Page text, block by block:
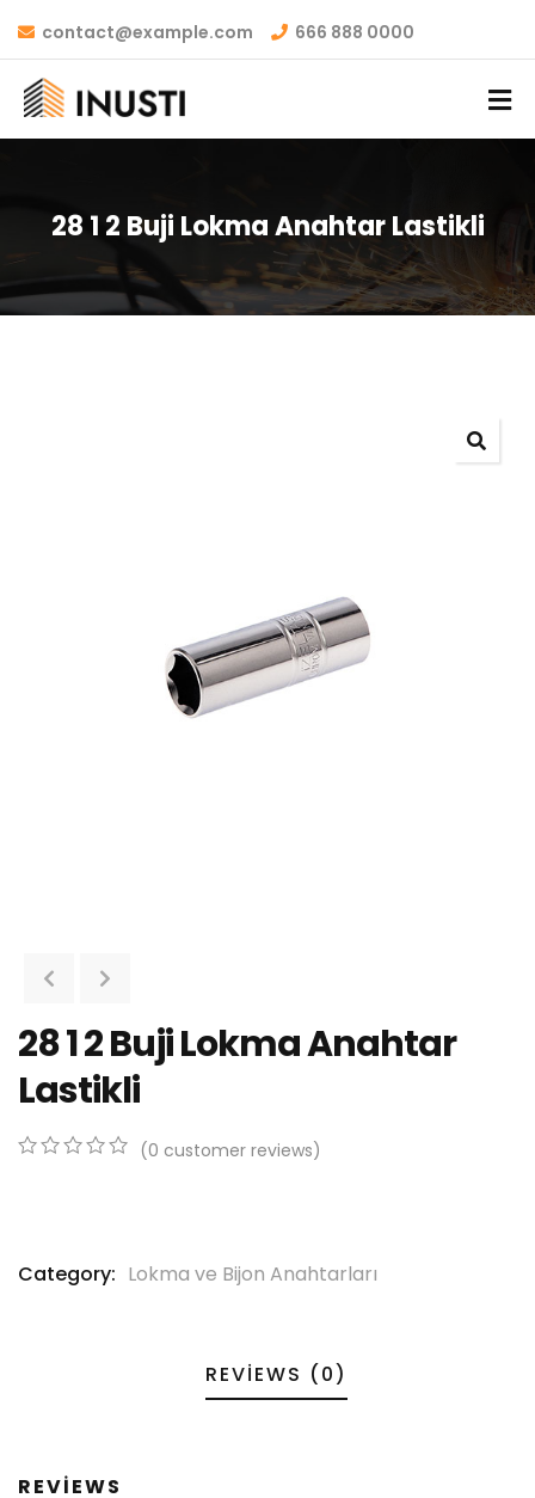
contact@example.com 666 888 0000
28 1 2 Buji Lokma Anahtar Lastikli
28 1 2 Buji Lokma Anahtar
Lastikli
customer
(0 customer reviews)
Category: Lokma ve Bijon Anahtarları
REVIEWS (0)
REVIEWS